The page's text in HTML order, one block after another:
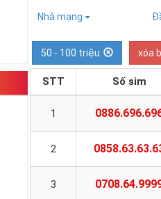
Nhà mạng
50 - 100 triệu xóa
STT Số sim
1
2
3